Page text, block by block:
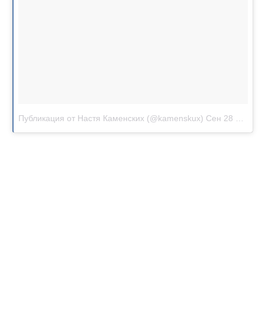
Публикация от Настя Каменских (@kamenskux) Сен 28 2017 в 10:51 PDT